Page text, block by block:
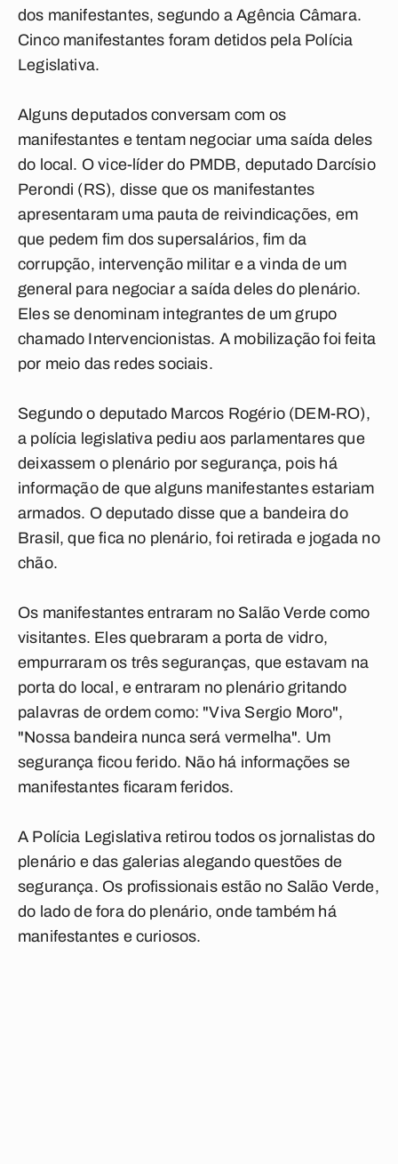
dos manifestantes, segundo a Agência Câmara.
Cinco manifestantes foram detidos pela Polícia
Legislativa.
Alguns deputados conversam com os
manifestantes e tentam negociar uma saída deles
do local. O vice-líder do PMDB, deputado Darcísio
Perondi (RS), disse que os manifestantes
apresentaram uma pauta de reivindicações, em
que pedem fim dos supersalários, fim da
corrupção, intervenção militar e a vinda de um
general para negociar a saída deles do plenário.
Eles se denominam integrantes de um grupo
chamado Intervencionistas. A mobilização foi feita
por meio das redes sociais.
Segundo o deputado Marcos Rogério (DEM-RO),
a polícia legislativa pediu aos parlamentares que
deixassem o plenário por segurança, pois há
informação de que alguns manifestantes estariam
armados. O deputado disse que a bandeira do
Brasil, que fica no plenário, foi retirada e jogada no
chão.
Os manifestantes entraram no Salão Verde como
visitantes. Eles quebraram a porta de vidro,
empurraram os três seguranças, que estavam na
porta do local, e entraram no plenário gritando
palavras de ordem como: "Viva Sergio Moro",
"Nossa bandeira nunca será vermelha". Um
segurança ficou ferido. Não há informações se
manifestantes ficaram feridos.
A Polícia Legislativa retirou todos os jornalistas do
plenário e das galerias alegando questões de
segurança. Os profissionais estão no Salão Verde,
do lado de fora do plenário, onde também há
manifestantes e curiosos.